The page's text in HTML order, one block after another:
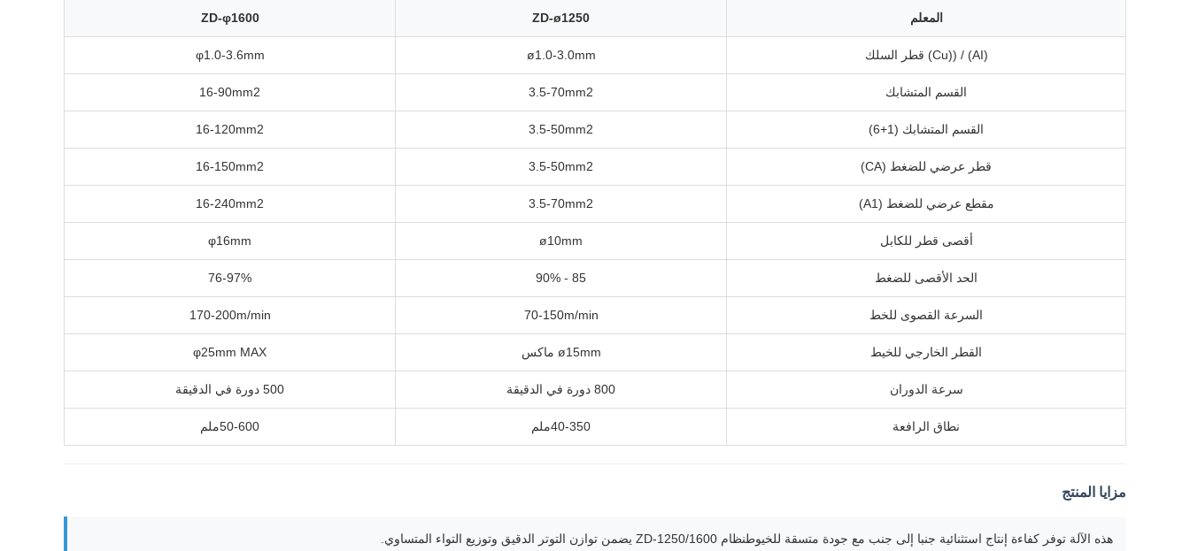
المعلم ZD-ø1250
ZD-φ1600
(AI) / ((Cu) قطر السلك ø1.0-3.0mm
φ1.0-3.6mm
القسم المتشابك 3.5-70mm2
16-90mm2
القسم المتشابك (1+6) 3.5-50mm2
16-120mm2
قطر عرضي للضغط (CA) 3.5-50mm2
16-150mm2
مقطع عرضي للضغط (A1) 3.5-70mm2
16-240mm2
أقصى قطر للكابل ø10mm
φ16mm
الحد الأقصى للضغط 85 - 90%
76-97%
السرعة القصوى للخط 70-150m/min
170-200m/min
القطر الخارجي للخيط ø15mm ماكس φ25mm MAX
سرعة الدوران 800 دورة في الدقيقة 500 دورة في الدقيقة
نطاق الرافعة 40-350ملم 50-600ملم
مزايا المنتج
هذه الآلة توفر كفاءة إنتاج استثنائية جنبا إلى جنب مع جودة متسقة للخيوطنظام ZD-1250/1600 يضمن توازن التوتر الدقيق وتوزيع التواء المتساوي.